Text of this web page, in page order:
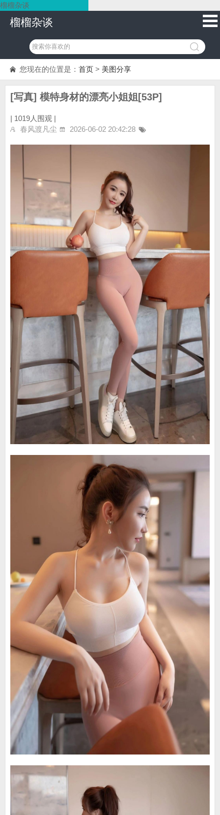
榴榴杂谈
榴榴杂谈
您现在的位置是： 首页 > 美图分享
[写真] 模特身材的漂亮小姐姐[53P]
| 1019人围观 |
春风渡凡尘
2026-06-02 20:42:28